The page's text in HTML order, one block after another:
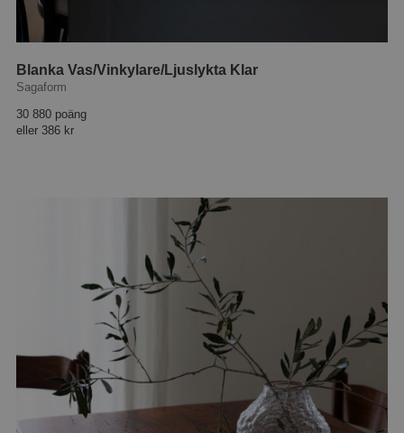
Blanka Vas/Vinkylare/Ljuslykta Klar
Sagaform
30 880 poäng
eller 386 kr